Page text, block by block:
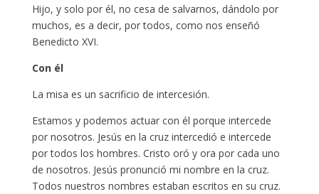
Hijo, y solo por él, no cesa de salvarnos, dándolo por
muchos, es a decir, por todos, como nos enseñó
Benedicto XVI.
Con él
La misa es un sacrificio de intercesión.
Estamos y podemos actuar con él porque intercede
por nosotros. Jesús en la cruz intercedió e intercede
por todos los hombres. Cristo oró y ora por cada uno
de nosotros. Jesús pronunció mi nombre en la cruz.
Todos nuestros nombres estaban escritos en su cruz.